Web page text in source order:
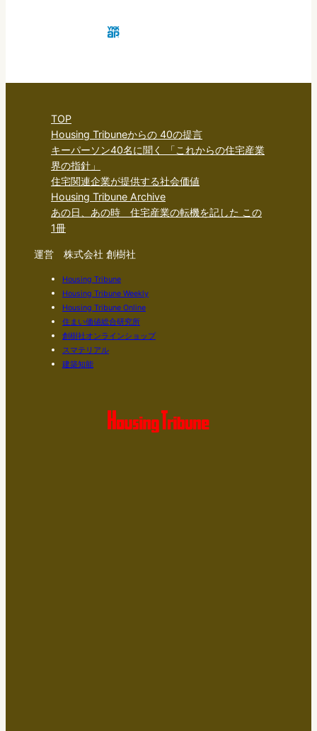
TOP
Housing Tribuneからの 40の提言
キーパーソン40名に聞く 「これからの住宅産業
界の指針」
住宅関連企業が提供する社会価値
Housing Tribune Archive
あの日、あの時 住宅産業の転機を記した この
1冊
運営 株式会社 創樹社
Housing Tribune
Housing Tribune Weekly
Housing Tribune Online
住まい価値総合研究所
創樹社オンラインショップ
スマテリアル
建築知能